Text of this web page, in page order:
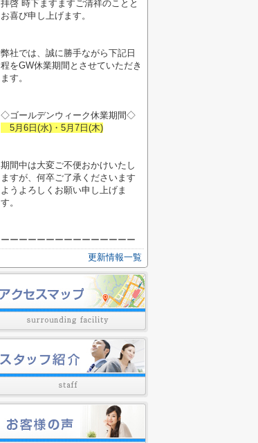
拝啓 時下ますますご清祥のことと
お喜び申し上げます。
弊社では、誠に勝手ながら下記日
程をGW休業期間とさせていただき
ます。
◇ゴールデンウィーク休業期間◇
5月6日(水)・5月7日(木)
期間中は大変ご不便おかけいたし
ますが、何卒ご了承くださいます
ようよろしくお願い申し上げま
す。
ーーーーーーーーーーーーーーー
更新情報一覧